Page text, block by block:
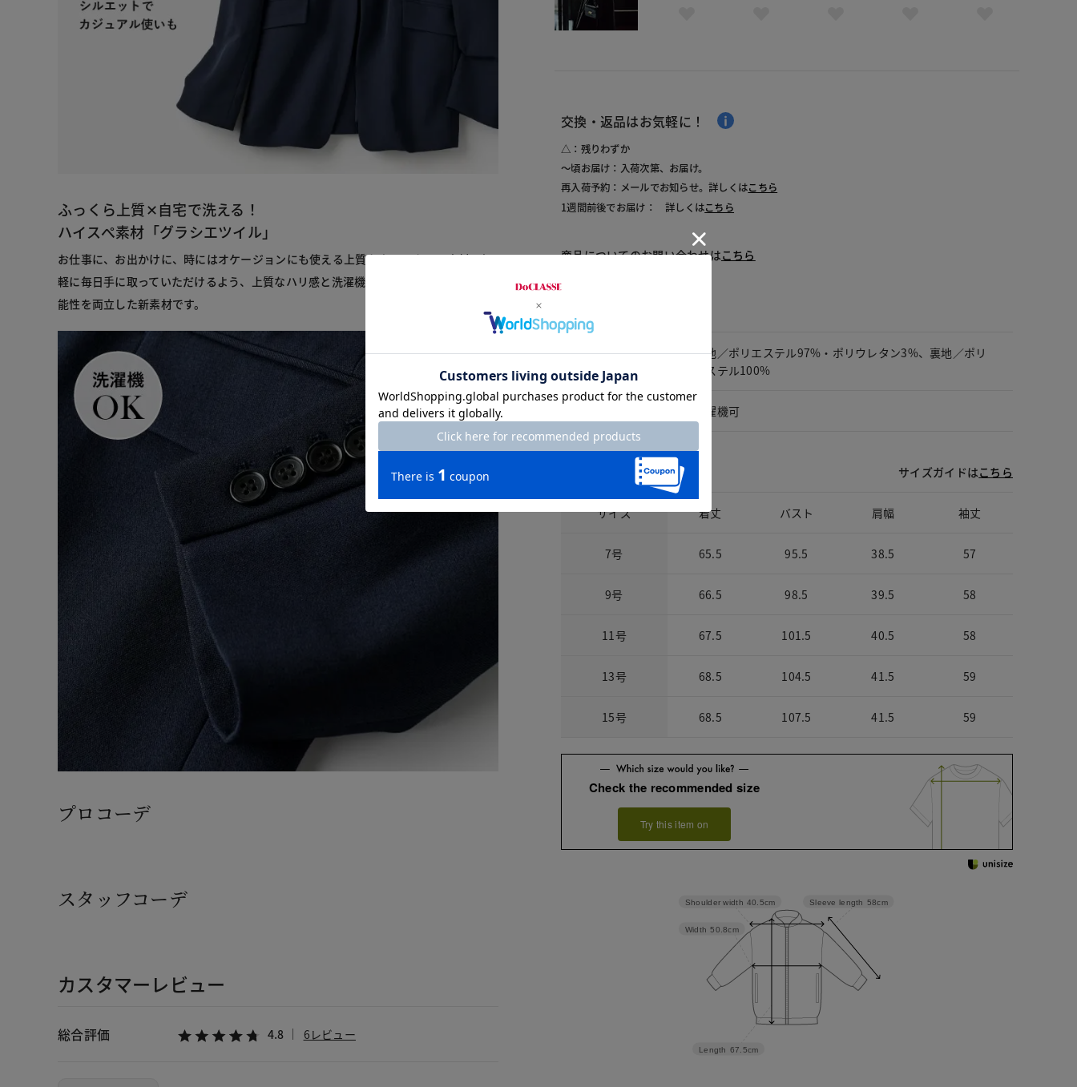
ふっくら上質✕自宅で洗える！
ハイスぺ素材「グラシエツイル」
お仕事に、お出かけに、時にはオケージョンにも使える上質なウールタッチ素材。気
軽に毎日手に取っていただけるよう、上質なハリ感と洗濯機でジャブジャブ洗える機
能性を両立した新素材です。
プロコーデ
スタッフコーデ
カスタマーレビュー
総合評価 4.8 6レビュー
交換・返品はお気軽に！
△：残りわずか
～頃お届け：入荷次第、お届け。
再入荷予約：メールでお知らせ。詳しくはこちら
1週間前後でお届け： 詳しくはこちら
商品についてのお問い合わせはこちら
表地／ポリエステル97%・ポリウレタン3%、裏地／ポリ
エステル100%
洗濯機可
サイズガイドはこちら
サイズ 着丈 バスト 肩幅 袖丈
7号 65.5 95.5 38.5 57
9号 66.5 98.5 39.5 58
11号 67.5 101.5 40.5 58
13号 68.5 104.5 41.5 59
15号 68.5 107.5 41.5 59
Check the recommended size
Try this item on
Sleeve length 58cm
Length 67.5cm
Width 50.8cm
Shoulder width 40.5cm